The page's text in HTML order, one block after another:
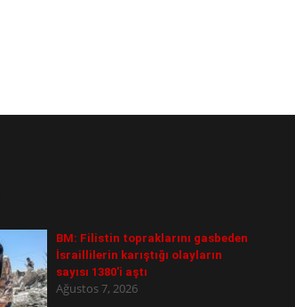
BM: Filistin topraklarını gasbeden
İsraillilerin karıştığı olayların
sayısı 1380'i aştı
Ağustos 7, 2026